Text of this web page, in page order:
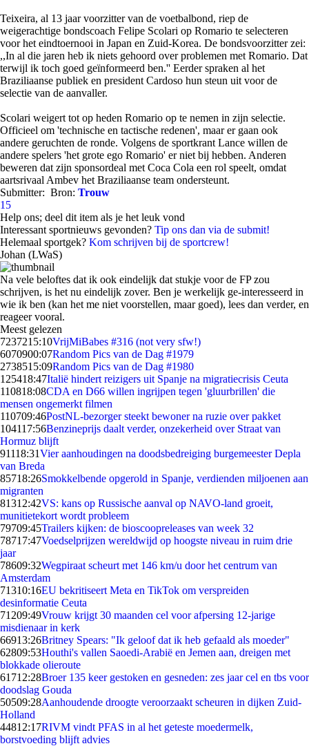
Teixeira, al 13 jaar voorzitter van de voetbalbond, riep de
weigerachtige bondscoach Felipe Scolari op Romario te selecteren
voor het eindtoernooi in Japan en Zuid-Korea. De bondsvoorzitter zei:
,,In al die jaren heb ik niets gehoord over problemen met Romario. Dat
terwijl ik toch goed geïnformeerd ben.'' Eerder spraken al het
Braziliaanse publiek en president Cardoso hun steun uit voor de
selectie van de aanvaller.
Scolari weigert tot op heden Romario op te nemen in zijn selectie.
Officieel om 'technische en tactische redenen', maar er gaan ook
andere geruchten de ronde. Volgens de sportkrant Lance willen de
andere spelers 'het grote ego Romario' er niet bij hebben. Anderen
beweren dat zijn sponsordeal met Coca Cola een rol speelt, omdat
aartsrivaal Ambev het Braziliaanse team ondersteunt.
Submitter: Bron: Trouw
15
Help ons; deel dit item als je het leuk vond
Interessant sportnieuws gevonden? Tip ons dan via de submit!
Helemaal sportgek? Kom schrijven bij de sportcrew!
Johan (LWaS)
Na vele beloftes dat ik ook eindelijk dat stukje voor de FP zou
schrijven, is het nu eindelijk zover. Ben je werkelijk ge-interesseerd in
wie ik ben (kan het me niet voorstellen, maar goed), lees dan verder, en
reageer vooral.
Meest gelezen
7237215:10VrijMiBabes #316 (not very sfw!)
6070900:07Random Pics van de Dag #1979
2738515:09Random Pics van de Dag #1980
125418:47Italië hindert reizigers uit Spanje na migratiecrisis Ceuta
110818:08CDA en D66 willen ingrijpen tegen 'gluurbrillen' die
mensen ongemerkt filmen
110709:46PostNL-bezorger steekt bewoner na ruzie over pakket
104117:56Benzineprijs daalt verder, onzekerheid over Straat van
Hormuz blijft
91118:31Vier aanhoudingen na doodsbedreiging burgemeester Depla
van Breda
85718:26Smokkelbende opgerold in Spanje, verdienden miljoenen aan
migranten
81312:42VS: kans op Russische aanval op NAVO-land groeit,
munitietekort wordt probleem
79709:45Trailers kijken: de bioscoopreleases van week 32
78717:47Voedselprijzen wereldwijd op hoogste niveau in ruim drie
jaar
78609:32Wegpiraat scheurt met 146 km/u door het centrum van
Amsterdam
71310:16EU bekritiseert Meta en TikTok om verspreiden
desinformatie Ceuta
71209:49Vrouw krijgt 30 maanden cel voor afpersing 12-jarige
misdienaar in kerk
66913:26Britney Spears: "Ik geloof dat ik heb gefaald als moeder"
62809:53Houthi's vallen Saoedi-Arabië en Jemen aan, dreigen met
blokkade olieroute
61712:28Broer 135 keer gestoken en gesneden: zes jaar cel en tbs voor
doodslag Gouda
50509:28Aanhoudende droogte veroorzaakt scheuren in dijken Zuid-
Holland
44812:17RIVM vindt PFAS in al het geteste moedermelk,
borstvoeding blijft advies